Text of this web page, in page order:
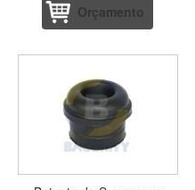
Orçamento